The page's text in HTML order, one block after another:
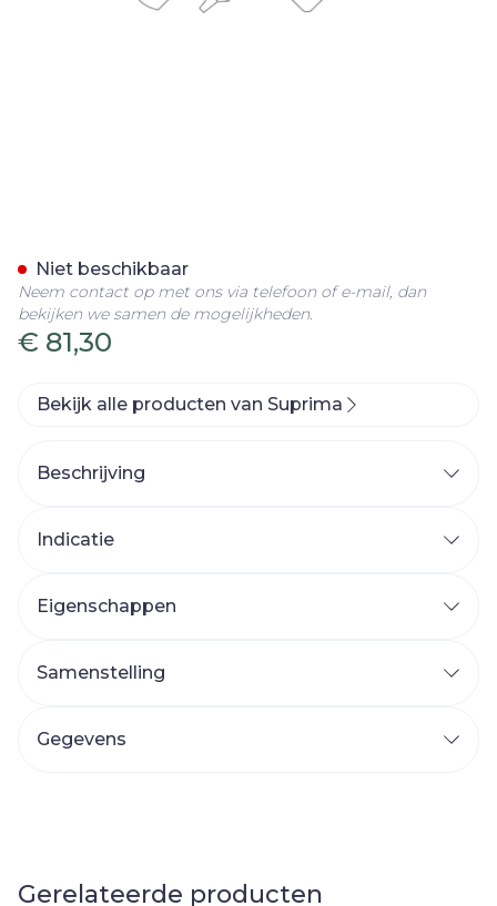
€ 81,30
Niet beschikbaar
Neem contact op met ons via telefoon of e-mail, dan
bekijken we samen de mogelijkheden.
Bekijk alle producten van Suprima
Beschrijving
Indicatie
Eigenschappen
Samenstelling
Gegevens
Gerelateerde producten